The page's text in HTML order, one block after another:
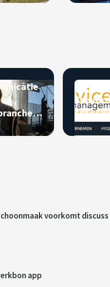
Service
Zo
leu
voorkomt discuss
app